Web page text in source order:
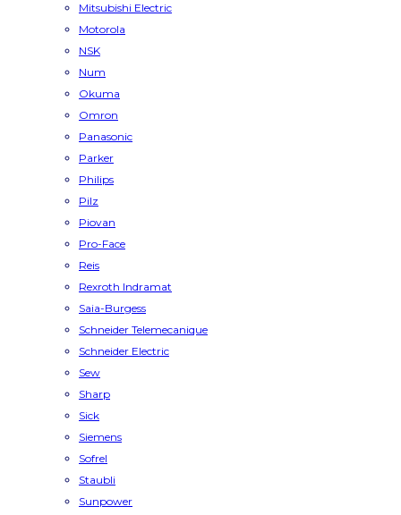
Mitsubishi Electric
Motorola
NSK
Num
Okuma
Omron
Panasonic
Parker
Philips
Pilz
Piovan
Pro-Face
Reis
Rexroth Indramat
Saia-Burgess
Schneider Telemecanique
Schneider Electric
Sew
Sharp
Sick
Siemens
Sofrel
Staubli
Sunpower